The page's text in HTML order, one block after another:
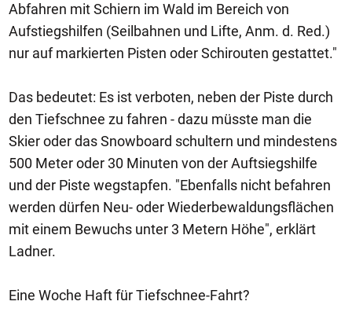
Abfahren mit Schiern im Wald im Bereich von
Aufstiegshilfen (Seilbahnen und Lifte, Anm. d. Red.)
nur auf markierten Pisten oder Schirouten gestattet."
Das bedeutet: Es ist verboten, neben der Piste durch
den Tiefschnee zu fahren - dazu müsste man die
Skier oder das Snowboard schultern und mindestens
500 Meter oder 30 Minuten von der Auftsiegshilfe
und der Piste wegstapfen. "Ebenfalls nicht befahren
werden dürfen Neu- oder Wiederbewaldungsflächen
mit einem Bewuchs unter 3 Metern Höhe", erklärt
Ladner.
Eine Woche Haft für Tiefschnee-Fahrt?